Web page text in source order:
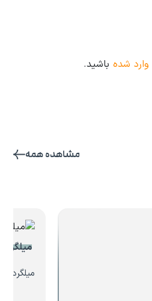
وارد شده باشید.
مشاهده همه
میلگرد ۱۰ آریا ذوب
میلگرد،